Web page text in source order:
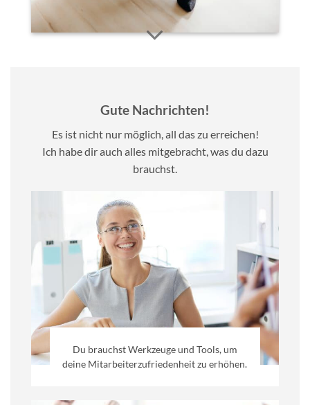
Gute Nachrichten!
Es ist nicht nur möglich, all das zu erreichen!
Ich habe dir auch alles mitgebracht, was du dazu
brauchst.
Du brauchst Werkzeuge und Tools, um
deine Mitarbeiterzufriedenheit zu erhöhen.